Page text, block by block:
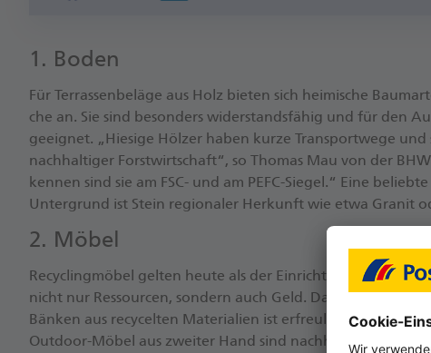
1. Bo­den
Für Ter­ras­sen­be­lä­ge aus Holz bie­ten sich hei­mi­sche
che an. Sie sind be­son­ders wi­der­stands­fä­hig und für den
ge­eig­net. „Hie­si­ge Höl­zer ha­ben kur­ze Trans­port­we­ge und
nach­hal­ti­ger Forst­wirt­schaf­t“, so Tho­mas Mau von der
ken­nen sind sie am FSC- und am PEFC-Sie­gel.“ Ei­ne
Un­ter­grund ist Stein re­gio­na­ler Her­kunft wie et­wa Gra­nit
2. Mö­bel
Re­cy­cling­mö­bel gel­ten heu­te als der Ein­rich­tungs­trend für
nicht nur Res­sour­cen, son­dern auch Geld. Das An­ge­bot von
Bän­ken aus re­cy­cel­ten Ma­te­ria­li­en ist er­freu­lich groß. Auch
Out­door-Mö­bel aus zwei­ter Hand sind nach­hal­tig.